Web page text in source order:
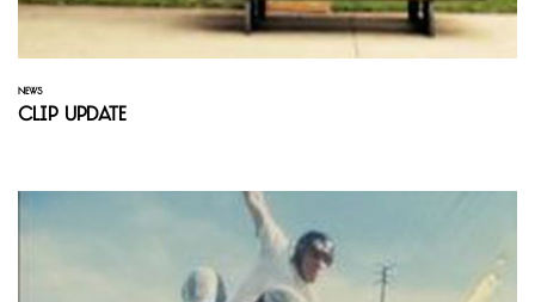
NEWS
Clip Update